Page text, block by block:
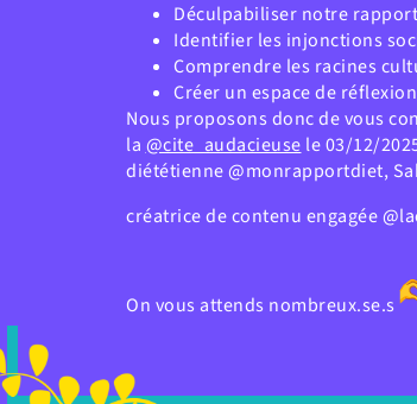
Déculpabiliser notre
Identifier les injonctions
Comprendre les racines
Créer un espace de
Nous proposons donc de vous
la @cite_audacieuse le 03/12/
diététienne @monrapportdiet,
créatrice de contenu engagée
On vous attends nombreux.se.s